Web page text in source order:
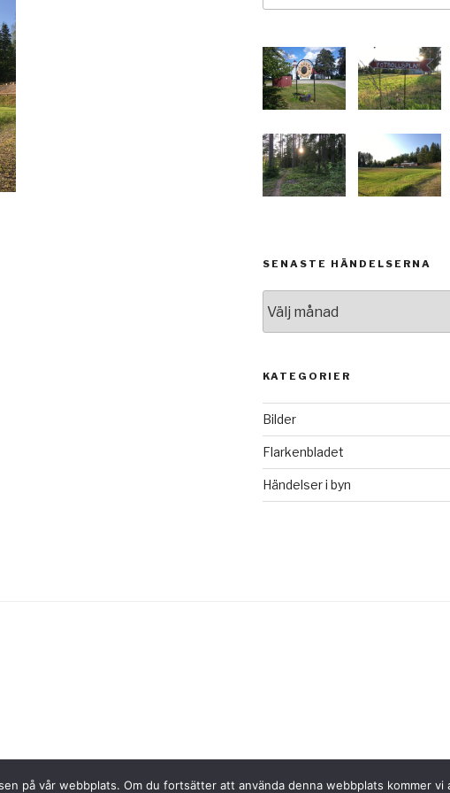
SENASTE HÄNDELSERNA
händelserna
KATEGORIER
Bilder
Flarkenbladet
Händelser i byn
på vår webbplats. Om du fortsätter att använda denna webbplats kommer